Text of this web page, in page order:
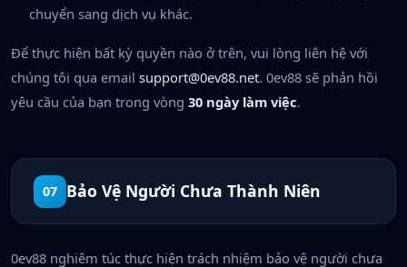
chuyển sang dịch vụ khác.
Để thực hiện bất kỳ quyền nào ở trên, vui lòng liên hệ với
chúng tôi qua email support@0ev88.net. 0ev88 sẽ phản hồi
yêu cầu của bạn trong vòng 30 ngày làm việc.
07 Bảo Vệ Người Chưa Thành Niên
0ev88 nghiêm túc thực hiện trách nhiệm bảo vệ người chưa